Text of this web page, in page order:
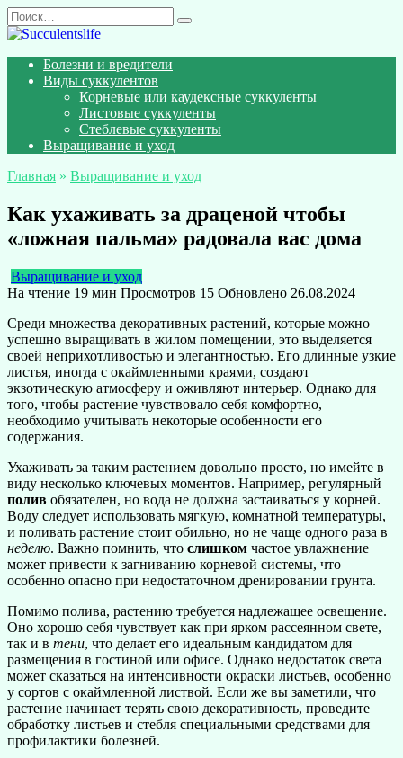
Перейти
к
Search
for:
Болезни и вредители
Виды суккулентов
Корневые или каудексные суккуленты
Листовые суккуленты
Стеблевые суккуленты
Выращивание и уход
Главная » Выращивание и уход
Как ухаживать за драценой чтобы
«ложная пальма» радовала вас дома
Выращивание и уход
На чтение 19 мин Просмотров 15 Обновлено 26.08.2024
Среди множества декоративных растений, которые можно
успешно выращивать в жилом помещении, это выделяется
своей неприхотливостью и элегантностью. Его длинные узкие
листья, иногда с окаймленными краями, создают
экзотическую атмосферу и оживляют интерьер. Однако для
того, чтобы растение чувствовало себя комфортно,
необходимо учитывать некоторые особенности его
содержания.
Ухаживать за таким растением довольно просто, но имейте в
виду несколько ключевых моментов. Например, регулярный
полив обязателен, но вода не должна застаиваться у корней.
Воду следует использовать мягкую, комнатной температуры,
и поливать растение стоит обильно, но не чаще одного раза в
неделю. Важно помнить, что слишком частое увлажнение
может привести к загниванию корневой системы, что
особенно опасно при недостаточном дренировании грунта.
Помимо полива, растению требуется надлежащее освещение.
Оно хорошо себя чувствует как при ярком рассеянном свете,
так и в тени, что делает его идеальным кандидатом для
размещения в гостиной или офисе. Однако недостаток света
может сказаться на интенсивности окраски листьев, особенно
у сортов с окаймленной листвой. Если же вы заметили, что
растение начинает терять свою декоративность, проведите
обработку листьев и стебля специальными средствами для
профилактики болезней.